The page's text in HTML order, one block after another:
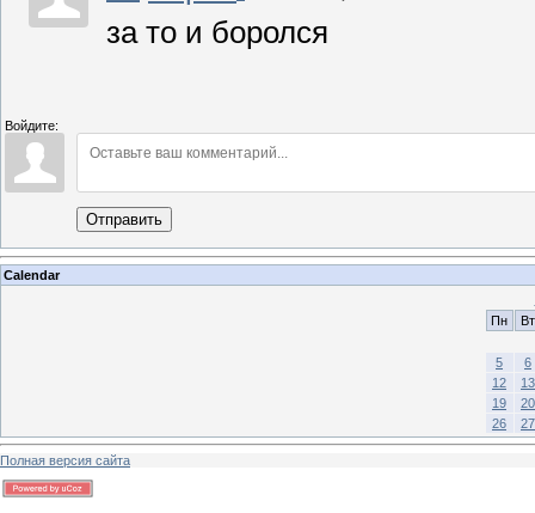
за то и боролся
Войдите:
Отправить
Calendar
Пн
Вт
5
6
12
13
19
20
26
27
Полная версия сайта